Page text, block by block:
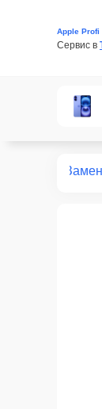
Apple Profi
Сервис в